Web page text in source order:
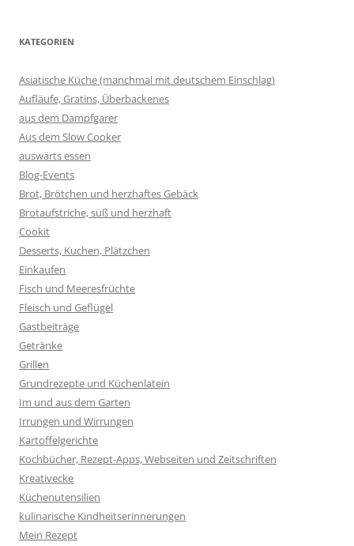
KATEGORIEN
Asiatische Küche (manchmal mit deutschem Einschlag)
Aufläufe, Gratins, Überbackenes
aus dem Dampfgarer
Aus dem Slow Cooker
auswärts essen
Blog-Events
Brot, Brötchen und herzhaftes Gebäck
Brotaufstriche, süß und herzhaft
Cookit
Desserts, Kuchen, Plätzchen
Einkaufen
Fisch und Meeresfrüchte
Fleisch und Geflügel
Gastbeiträge
Getränke
Grillen
Grundrezepte und Küchenlatein
Im und aus dem Garten
Irrungen und Wirrungen
Kartoffelgerichte
Kochbücher, Rezept-Apps, Webseiten und Zeitschriften
Kreativecke
Küchenutensilien
kulinarische Kindheitserinnerungen
Mein Rezept